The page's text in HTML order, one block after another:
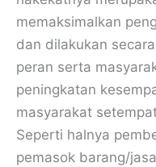
memaksimalkan
dan dilakukan
peran serta
peningkatan
masyarakat
Seperti halnya
pemasok barang/